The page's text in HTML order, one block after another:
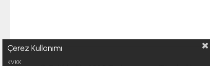
Çerez Kullanımı
KVKK